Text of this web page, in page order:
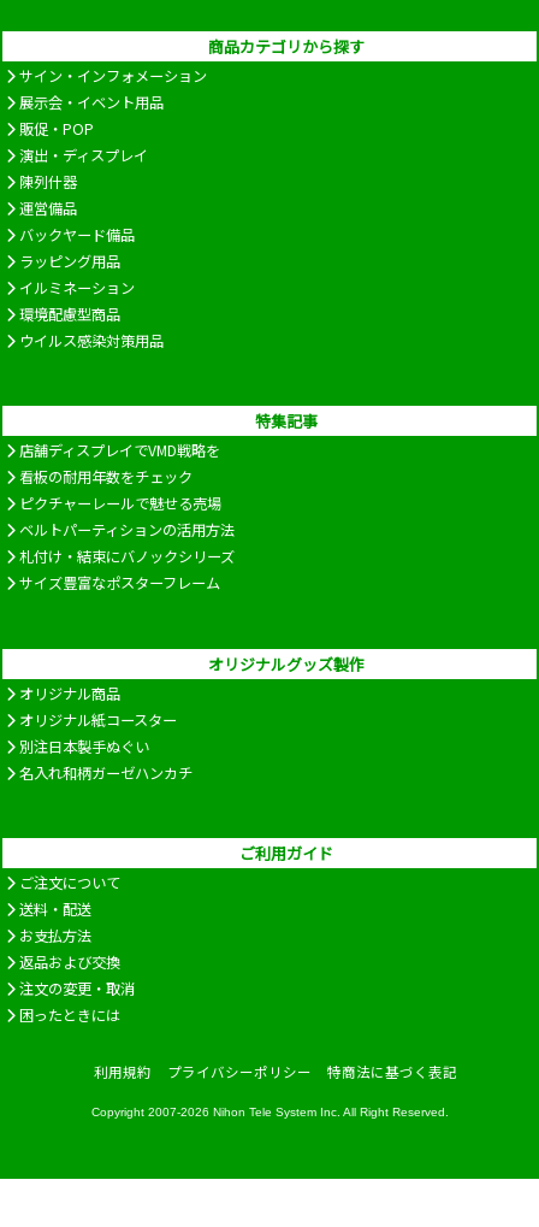
商品カテゴリから探す
サイン・インフォメーション
展示会・イベント用品
販促・POP
演出・ディスプレイ
陳列什器
運営備品
バックヤード備品
ラッピング用品
イルミネーション
環境配慮型商品
ウイルス感染対策用品
特集記事
店舗ディスプレイでVMD戦略を
看板の耐用年数をチェック
ピクチャーレールで魅せる売場
ベルトパーティションの活用方法
札付け・結束にバノックシリーズ
サイズ豊富なポスターフレーム
オリジナルグッズ製作
オリジナル商品
オリジナル紙コースター
別注日本製手ぬぐい
名入れ和柄ガーゼハンカチ
ご利用ガイド
ご注文について
送料・配送
お支払方法
返品および交換
注文の変更・取消
困ったときには
利用規約 プライバシーポリシー 特商法に基づく表記
Copyright 2007-2026 Nihon Tele System Inc. All Right Reserved.